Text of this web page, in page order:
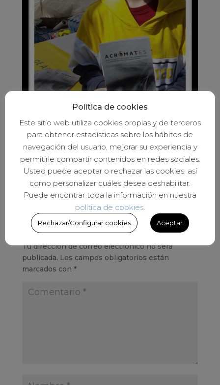
Enviar comentario
Tu dirección de correo electrónico no será
publicada. Los campos obligatorios están
marcados con *
Política de cookies
Este sitio web utiliza cookies propias y de terceros
para obtener estadísticas sobre los hábitos de
navegación del usuario, mejorar su experiencia y
permitirle compartir contenidos en redes sociales.
Usted puede aceptar o rechazar las cookies, así
como personalizar cuáles desea deshabilitar.
Puede encontrar toda la información en nuestra
política de cookies.
Rechazar/Configurar cookies Aceptar